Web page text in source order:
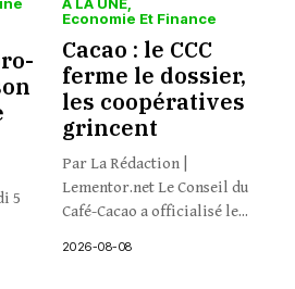
5
Economie Et Finance
Cacao : le CCC
ferme le dossier,
les coopératives
grincent
Par La Rédaction |
Lementor.net Le Conseil du
Café-Cacao a officialisé le...
2026-08-08